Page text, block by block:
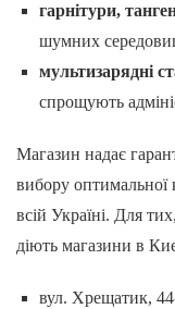
гарнітури,
шумних
мультизарядні
спрощують
Магазин надає
вибору оптимальної
всій Україні. Для
діють магазини в
вул. Хрещатик,